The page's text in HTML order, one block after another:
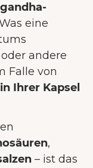
eine
andere
Falle von
in Ihrer Kapsel
,
– ist das